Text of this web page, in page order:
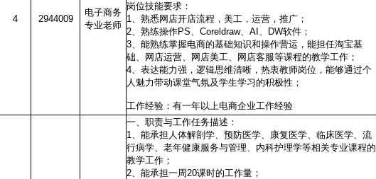
4 2944009
电子商务
专业老师
岗位技能要求：
1、熟悉网店开店流程，美工，运营，推广；
2、熟练操作PS、Coreldraw、AI、DW软件；
3、能熟练掌握电商的基础知识和操作营运，能担任淘宝基
础、网店运营、网店美工、网店客服等课程的教学工作；
4、表达能力强，逻辑思维清晰，热衷教师岗位，能够通过个
人魅力带动课堂气氛及学生学习的积极性；
工作经验：有一年以上电商企业工作经验
一、职责与工作任务描述：
1、能承担人体解剖学、预防医学、康复医学、临床医学、流
行病学、老年健康服务与管理、内科护理学等相关专业课程的
教学工作；
2、能承担一周20课时的工作量；